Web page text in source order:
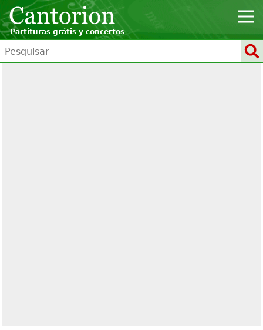
Partituras grátis y concertos